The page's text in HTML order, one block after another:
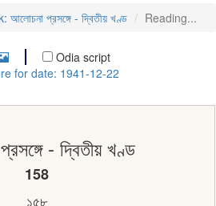
আলোচনা প্রসঙ্গে - দ্বিতীয় খণ্ড Reading...
Odia script
for date: 1941-12-22
- দ্বিতীয় খণ্ড
158
১৫৮